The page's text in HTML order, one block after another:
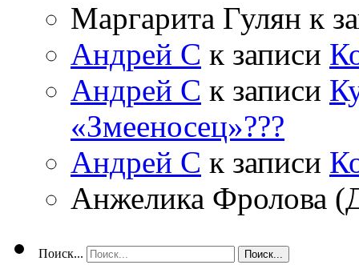
Маргарита Гулян к
Андрей С к записи
Андрей С к записи
«Змееносец»???
Андрей С к записи
Анжелика Фролова
Поиск...